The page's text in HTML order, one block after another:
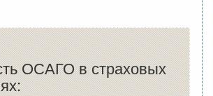
ОСАГО в страховых